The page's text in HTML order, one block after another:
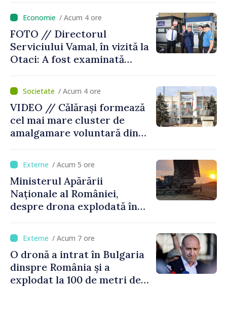
cetățenii să reducă
consumul în orele de vârf
/ Acum 4 ore
FOTO // Directorul
Serviciului Vamal, în vizită la
Otaci: A fost examinată
control vamal cu un scanner
performant/ Acum 4 ore
VIDEO // Călărași formează
cel mai mare cluster de
amalgamare voluntară din
orășenesc a aprobat decizia
finală
/ Acum 5 ore
Ministerul Apărării
Naționale al României,
despre drona explodată în
nu au detectat niciun
vehicul aerian”
/ Acum 7 ore
O dronă a intrat în Bulgaria
dinspre România și a
explodat la 100 de metri de